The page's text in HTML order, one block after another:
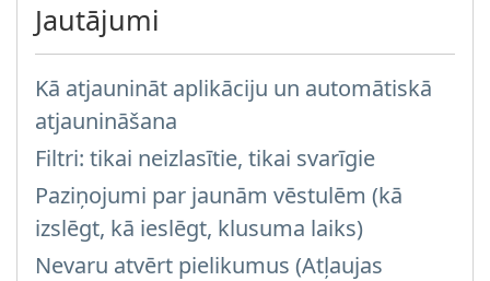
Jautājumi
Kā atjaunināt aplikāciju un automātiskā
atjaunināšana
Filtri: tikai neizlasītie, tikai svarīgie
Paziņojumi par jaunām vēstulēm (kā
izslēgt, kā ieslēgt, klusuma laiks)
Nevaru atvērt pielikumus (Atļaujas